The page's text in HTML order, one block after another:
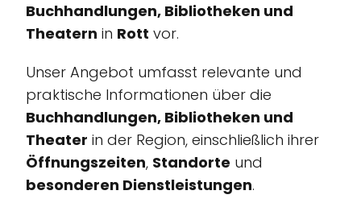
Buchhandlungen, Bibliotheken und
Theatern in Rott vor.
Unser Angebot umfasst relevante und
praktische Informationen über die
Buchhandlungen, Bibliotheken und
Theater in der Region, einschließlich ihrer
Öffnungszeiten, Standorte und
besonderen Dienstleistungen.